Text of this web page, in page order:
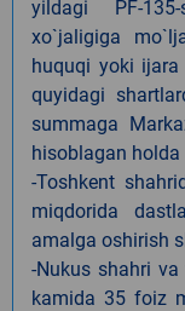
yildagi PF-
xo`jaligiga
huquqi yoki
quyidagi
summaga
hisoblagan
-Toshkent
miqdorida
amalga oshirish
-Nukus shahri
kamida 35 foiz